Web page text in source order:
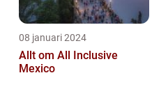
08 januari 2024
Allt om All Inclusive
Mexico